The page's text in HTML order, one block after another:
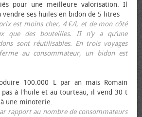
pour une meilleure valorisation. Il
ses huiles en bidon de 5 litres
est moins cher, 4 €/l, et de mon côté
que des bouteilles. II n’y a qu’une
sont réutilisables. En trois voyages
au consommateur, un bidon est
100.000 L par an mais Romain
à l'huile et au tourteau, il vend 30 t
une minoterie.
rapport au nombre de consommateurs